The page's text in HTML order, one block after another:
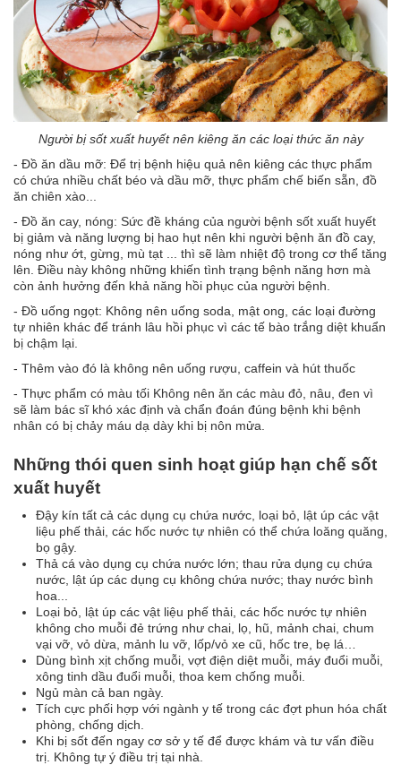
Người bị sốt xuất huyết nên kiêng ăn các loại thức ăn này
- Đồ ăn dầu mỡ: Để trị bệnh hiệu quả nên kiêng các thực phẩm
có chứa nhiều chất béo và dầu mỡ, thực phẩm chế biến sẵn, đồ
ăn chiên xào...
- Đồ ăn cay, nóng: Sức đề kháng của người bệnh sốt xuất huyết
bị giảm và năng lượng bị hao hụt nên khi người bệnh ăn đồ cay,
nóng như ớt, gừng, mù tạt ... thì sẽ làm nhiệt độ trong cơ thể tăng
lên. Điều này không những khiến tình trạng bệnh năng hơn mà
còn ảnh hưởng đến khả năng hồi phục của người bệnh.
- Đồ uống ngọt: Không nên uống soda, mật ong, các loại đường
tự nhiên khác để tránh lâu hồi phục vì các tế bào trắng diệt khuẩn
bị chậm lại.
- Thêm vào đó là không nên uống rượu, caffein và hút thuốc
- Thực phẩm có màu tối Không nên ăn các màu đỏ, nâu, đen vì
sẽ làm bác sĩ khó xác định và chẩn đoán đúng bệnh khi bệnh
nhân có bị chảy máu dạ dày khi bị nôn mửa.
Những thói quen sinh hoạt giúp hạn chế sốt
xuất huyết
Đậy kín tất cả các dụng cụ chứa nước, loại bỏ, lật úp các vật
liệu phế thải, các hốc nước tự nhiên có thể chứa loăng quăng,
bọ gậy.
Thả cá vào dụng cụ chứa nước lớn; thau rửa dụng cụ chứa
nước, lật úp các dụng cụ không chứa nước; thay nước bình
hoa...
Loại bỏ, lật úp các vật liệu phế thải, các hốc nước tự nhiên
không cho muỗi đẻ trứng như chai, lọ, hũ, mảnh chai, chum
vại vỡ, vỏ dừa, mảnh lu vỡ, lốp/vỏ xe cũ, hốc tre, bẹ lá…
Dùng bình xịt chống muỗi, vợt điện diệt muỗi, máy đuổi muỗi,
xông tinh dầu đuổi muỗi, thoa kem chống muỗi.
Ngủ màn cả ban ngày.
Tích cực phối hợp với ngành y tế trong các đợt phun hóa chất
phòng, chống dịch.
Khi bị sốt đến ngay cơ sở y tế để được khám và tư vấn điều
trị. Không tự ý điều trị tại nhà.